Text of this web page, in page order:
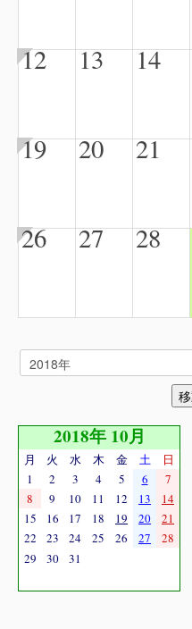
12 13 14
19 20 21
26 27 28
2018年 10月
月 火 水 木 金 土
日
1
2 3 4 5 6
7
8
9 10 11 12 13
14
15
16 17 18 19 20
21
22
23 24 25 26 27
28
29
30 31